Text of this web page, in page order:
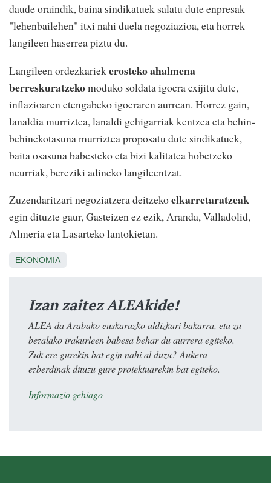
daude oraindik, baina sindikatuek salatu dute enpresak
"lehenbailehen" itxi nahi duela negoziazioa, eta horrek
langileen haserrea piztu du.
Langileen ordezkariekerosteko ahalmena
berreskuratzekomoduko soldata igoera exijitu dute,
inflazioaren etengabeko igoeraren aurrean. Horrez gain,
lanaldia murriztea, lanaldi gehigarriak kentzea eta behin-
behinekotasuna murriztea proposatu dute sindikatuek,
baita osasuna babesteko eta bizi kalitatea hobetzeko
neurriak, bereziki adineko langileentzat.
Zuzendaritzari negoziatzera deitzekoelkarretaratzeak
egin dituzte gaur, Gasteizen ez ezik, Aranda, Valladolid,
Almeria eta Lasarteko lantokietan.
EKONOMIA
Izan zaitez ALEAkide!
ALEA da Arabako euskarazko aldizkari bakarra, eta zu
bezalako irakurleen babesa behar du aurrera egiteko.
Zuk ere gurekin bat egin nahi al duzu? Aukera
ezberdinak dituzu gure proiektuarekin bat egiteko.
Informazio gehiago